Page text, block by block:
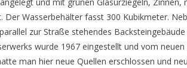
Der Wasserbehälter fasst 300 Kubikmeter.
zur Straße stehendes
wurde 1967 eingestellt und vom
man hier neue Quellen erschlossen und